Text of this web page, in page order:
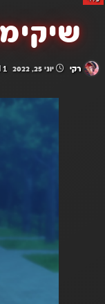
רקי יוני 25, 2022 1 min read